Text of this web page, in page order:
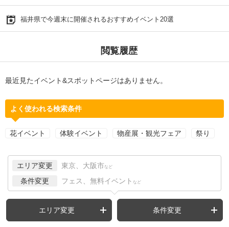
福井県で今週末に開催されるおすすめイベント20選
閲覧履歴
最近見たイベント&スポットページはありません。
よく使われる検索条件
花イベント 体験イベント 物産展・観光フェア 祭り
エリア変更 東京、大阪市 など
条件変更 フェス、無料イベント など
エリア変更 条件変更